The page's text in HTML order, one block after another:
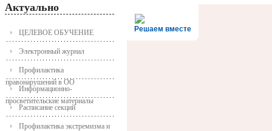
Актуально
ЦЕЛЕВОЕ ОБУЧЕНИЕ
Электронный журнал
Профилактика
правонарушений в ОО
Информационно-
просветительские материалы
Расписание секций
Профилактика экстремизма и
Решаем вместе